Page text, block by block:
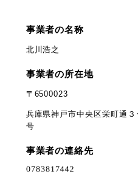
事業者の名称
北川浩之
事業者の所在地
〒6500023
兵庫県神戸市中央区栄町通
号
事業者の連絡先